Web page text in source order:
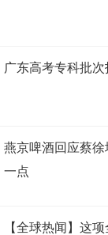
广东高考专科批次
燕京啤酒回应蔡
一点
【全球热闻】这